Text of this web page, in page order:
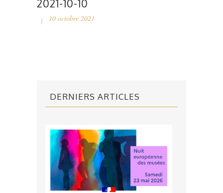
2021-10-10
10 octobre 2021
DERNIERS ARTICLES